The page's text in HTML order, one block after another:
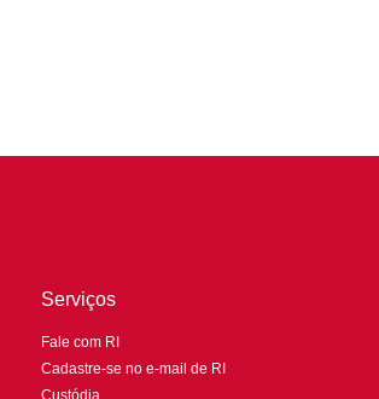
Serviços
Fale com RI
Cadastre-se no e-mail de RI